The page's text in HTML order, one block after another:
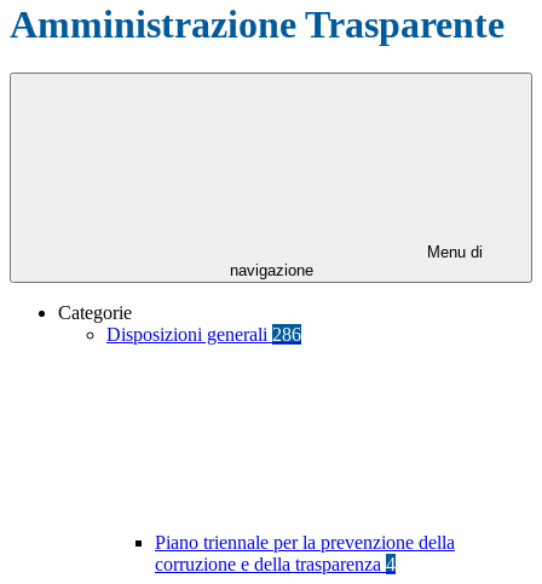
Amministrazione Trasparente
Menu di
navigazione
Categorie
Disposizioni generali 286
Piano triennale per la prevenzione della
corruzione e della trasparenza 4